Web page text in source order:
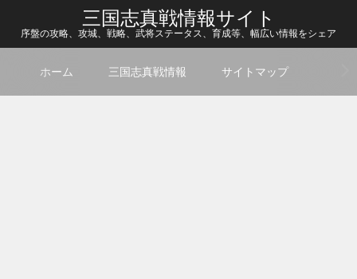
三国志真戦情報サイト
序盤の攻略、攻城、戦略、武将ステータス、育成等、幅広い情報をシェア
ホーム 三国志真戦情報 サイトマップ